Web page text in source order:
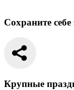
Сохраните
Крупные